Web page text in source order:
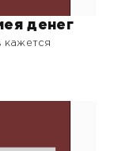
денег
кажется